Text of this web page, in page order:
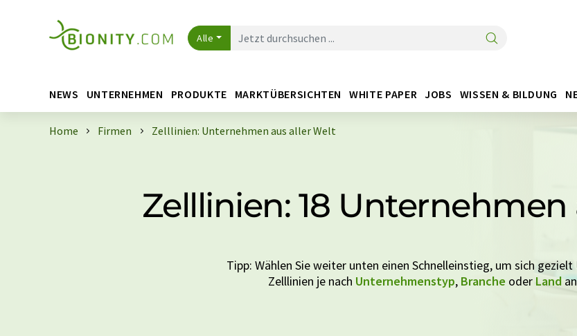
Alle
NEWS UNTERNEHMEN PRODUKTE MARKTÜBERSICHTEN WHITE PAPER JOBS WISSEN & BILDUNG
Home Firmen Zelllinien: Unternehmen aus aller Welt
Zelllinien: 18
Tipp: Wählen Sie weiter unten einen Schnelleinstieg, um sich
Zelllinien je nach Unternehmenstyp, Branche oder Land